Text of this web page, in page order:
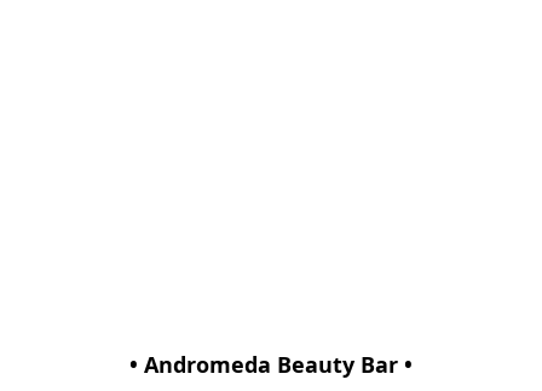
• Andromeda Beauty Bar •